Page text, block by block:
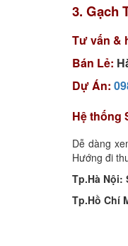
3. Gạch
Tư vấn &
Bán Lẻ:
Dự Án:
Hệ thống
Dễ dàng
Hướng đi
Tp.Hà Nội:
Tp.Hồ Chí